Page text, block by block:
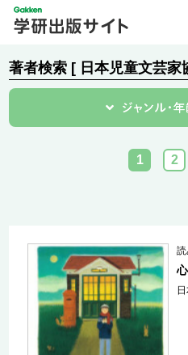
著者検索 [ 日本児童文芸家
1 2